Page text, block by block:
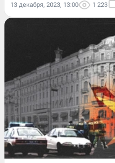
13 декабря, 2023, 13:00 1 223